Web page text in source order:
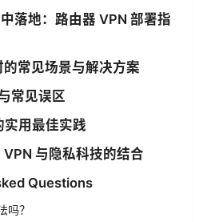
落地：路由器 VPN 部署指
常见场景与解决方案
常见误区
实用最佳实践
与隐私科技的结合
Questions
吗？